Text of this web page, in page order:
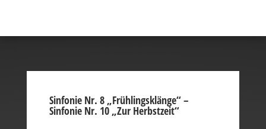
Sinfonie Nr. 8 „Frühlingsklänge“ –
Sinfonie Nr. 10 „Zur Herbstzeit“